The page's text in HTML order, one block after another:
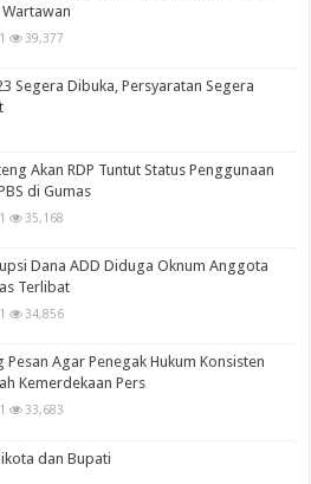
39,377
Segera Dibuka, Persyaratan Segera
Akan RDP Tuntut Status Penggunaan
di Gumas
35,168
Dana ADD Diduga Oknum Anggota
Terlibat
34,856
Pesan Agar Penegak Hukum Konsisten
Kemerdekaan Pers
33,683
dan Bupati